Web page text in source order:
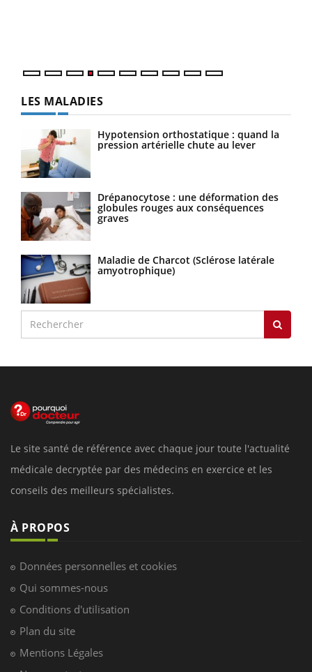
LES MALADIES
Hypotension orthostatique : quand la
pression artérielle chute au lever
Drépanocytose : une déformation des
globules rouges aux conséquences
graves
Maladie de Charcot (Sclérose latérale
amyotrophique)
Le site santé de référence avec chaque jour toute l'actualité
médicale decryptée par des médecins en exercice et les
conseils des meilleurs spécialistes.
À PROPOS
Données personnelles et cookies
Qui sommes-nous
Conditions d'utilisation
Plan du site
Mentions Légales